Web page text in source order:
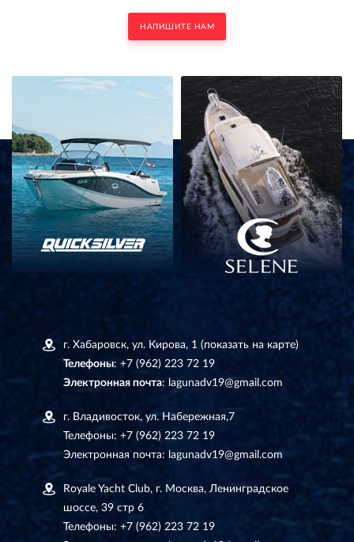
НАПИШИТЕ НАМ
г. Хабаровск, ул. Кирова, 1 (показать на карте)
Телефоны: +7 (962) 223 72 19
Электронная почта: lagunadv19@gmail.com
г. Владивосток, ул. Набережная,7
Телефоны: +7 (962) 223 72 19
Электронная почта: lagunadv19@gmail.com
Royale Yacht Club, г. Москва, Ленинградское
шоссе, 39 стр 6
Телефоны: +7 (962) 223 72 19